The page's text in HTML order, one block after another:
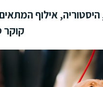
קוקר